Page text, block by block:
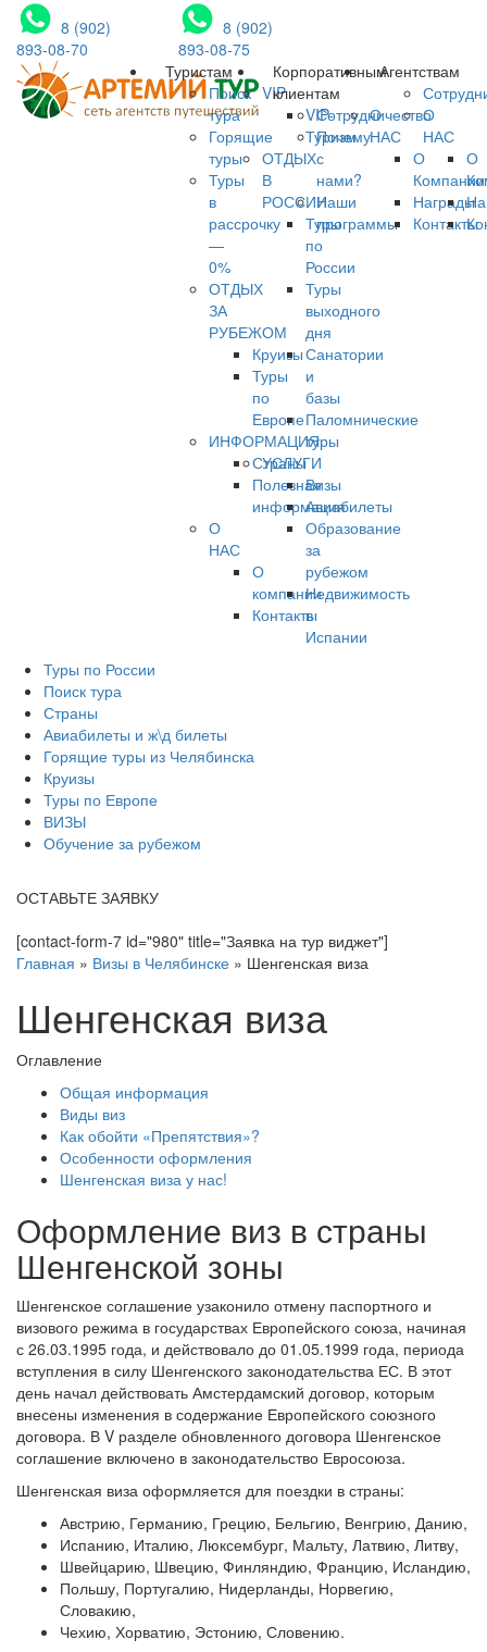
8 (902)
893-08-70
8 (902)
893-08-75
Туристам
Поиск
тура
Горящие
туры
Туры
в
рассрочку
—
0%
ОТДЫХ
ЗА
РУБЕЖОМ
Круизы
Туры
по
Европе
ИНФОРМАЦИЯ
Страны
Полезная
информация
О
НАС
О
компании
Контакты
VIP
VIP-
Туризм
ОТДЫХ
В
РОССИИ
Туры
по
России
Туры
выходного
дня
Санатории
и
базы
Паломнические
туры
УСЛУГИ
Визы
Авиабилеты
Образование
за
рубежом
Недвижимость
в
Испании
Корпоративным
клиентам
Сотрудничество
Почему
с
нами?
Наши
программы
О
НАС
О
Компании
Награды
Контакты
Агентствам
О
НАС
О
Туры по России
Поиск тура
Страны
Авиабилеты и ж\д билеты
Горящие туры из Челябинска
Круизы
Туры по Европе
ВИЗЫ
Обучение за рубежом
ОСТАВЬТЕ ЗАЯВКУ
[contact-form-7 id="980" title="Заявка на тур виджет"]
Главная » Визы в Челябинске » Шенгенская виза
Шенгенская виза
Оглавление
Общая информация
Виды виз
Как обойти «Препятствия»?
Особенности оформления
Шенгенская виза у нас!
Оформление виз в страны
Шенгенской зоны
Шенгенское соглашение узаконило отмену паспортного и
визового режима в государствах Европейского союза, начиная
с 26.03.1995 года, и действовало до 01.05.1999 года, периода
вступления в силу Шенгенского законодательства ЕС. В этот
день начал действовать Амстердамский договор, которым
внесены изменения в содержание Европейского союзного
договора. В V разделе обновленного договора Шенгенское
соглашение включено в законодательство Евросоюза.
Шенгенская виза оформляется для поездки в страны:
Австрию, Германию, Грецию, Бельгию, Венгрию, Данию,
Испанию, Италию, Люксембург, Мальту, Латвию, Литву,
Швейцарию, Швецию, Финляндию, Францию, Исландию,
Польшу, Португалию, Нидерланды, Норвегию,
Словакию,
Чехию, Хорватию, Эстонию, Словению.